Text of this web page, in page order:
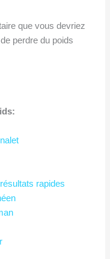
que vous devriez
perdre du poids
rapides